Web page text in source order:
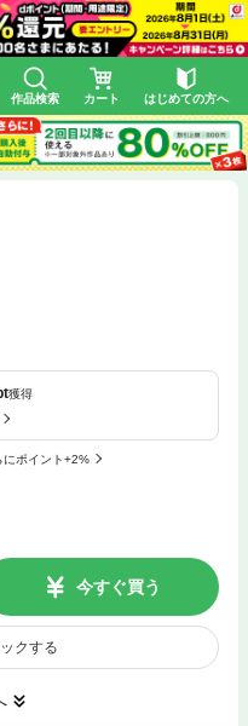
作品検索 カート はじめての方へ
獲得
にポイント+2%
今すぐ買う
クする